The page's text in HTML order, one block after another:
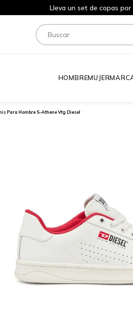
Lleva un set de copas
Buscar
HOMBREMUJER
Para Hombre S-Athene Vtg Diesel